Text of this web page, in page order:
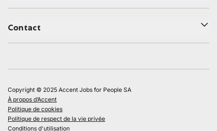
Contact
Copyright © 2025 Accent Jobs for People SA
À propos d’Accent
Politique de cookies
Politique de respect de la vie privée
Conditions d'utilisation